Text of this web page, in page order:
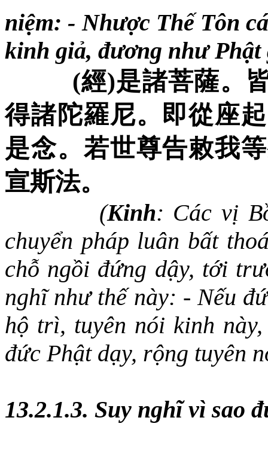
niệm: - Nhược Thế Tôn
kinh giả, đương như Phật
(經)是諸菩薩。
得諸陀羅尼。即從座
是念。若世尊告敕我
宣斯法。
(Kinh: Các vị
chuyển pháp luân bất
chỗ ngồi đứng dậy, tới
nghĩ như thế này: - Nếu
hộ trì, tuyên nói kinh
đức Phật dạy, rộng tuyên
13.2.1.3. Suy nghĩ vì sao